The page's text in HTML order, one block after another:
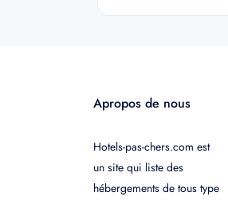
Apropos de nous
Hotels-pas-chers.com est
un site qui liste des
hébergements de tous type